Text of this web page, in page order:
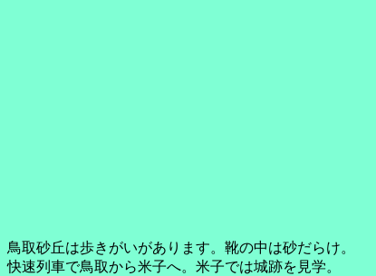
鳥取砂丘は歩きがいがあります。靴の中は砂だらけ。
快速列車で鳥取から米子へ。米子では城跡を見学。